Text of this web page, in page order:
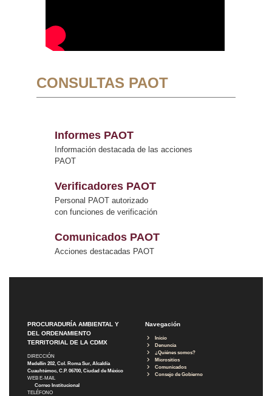
CONSULTAS PAOT
Informes PAOT
Información destacada de las acciones
PAOT
Verificadores PAOT
Personal PAOT autorizado
con funciones de verificación
Comunicados PAOT
Acciones destacadas PAOT
PROCURADURÍA AMBIENTAL Y
DEL ORDENAMIENTO
TERRITORIAL DE LA CDMX
DIRECCIÓN
Medellín 202, Col. Roma Sur, Alcaldía
Cuauhtémoc, C.P. 06700, Ciudad de México
WEB E-MAIL
Correo Institucional
TELÉFONO
Navegación
Inicio
Denuncia
¿Quiénes somos?
Micrositios
Comunicados
Consejo de Gobierno